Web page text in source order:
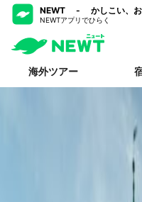
NEWT - かしこい、お
NEWTアプリでひらく
海外ツアー